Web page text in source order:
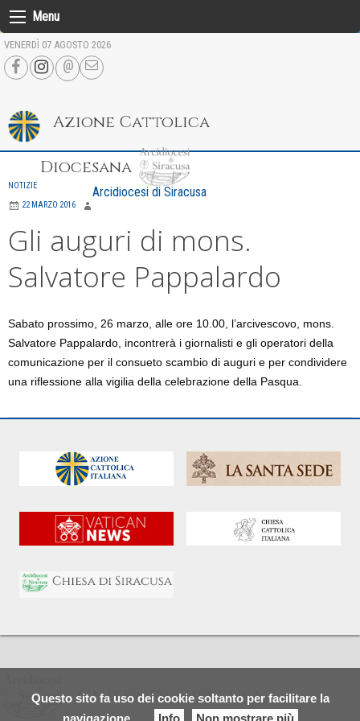
Questo sito fa uso dei cookie soltanto per facilitare la
navigazione
Info Non mostrare più
Skip
to
content
Menu
VENERDÌ 07 AGOSTO 2026
Azione Cattolica
Diocesana
Arcidiocesi di Siracusa
NOTIZIE
22 MARZO 2016
Gli auguri di mons.
Salvatore Pappalardo
Sabato prossimo, 26 marzo, alle ore 10.00, l’arcivescovo, mons.
Salvatore Pappalardo, incontrerà i giornalisti e gli operatori della
comunicazione per il consueto scambio di auguri e per condividere
una riflessione alla vigilia della celebrazione della Pasqua.